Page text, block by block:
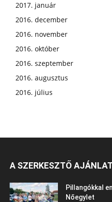
2017. január
2016. december
2016. november
2016. október
2016. szeptember
2016. augusztus
2016. július
A SZERKESZTŐ
Pillangókkal
Nőegylet